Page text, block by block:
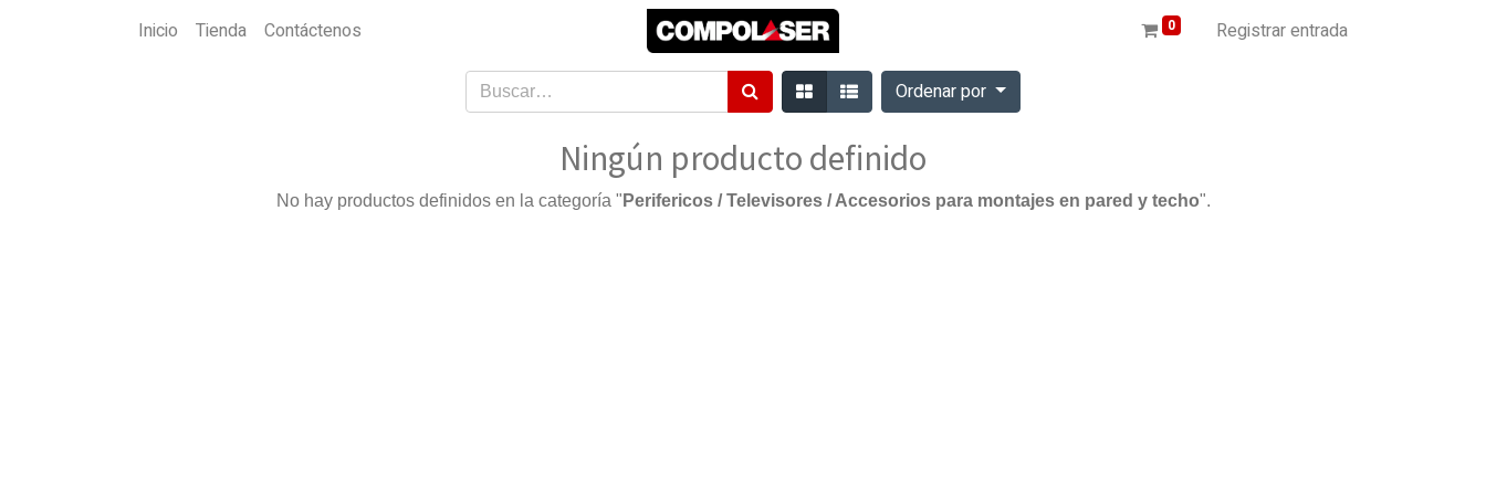
Inicio Tienda Contáctenos 0 Registrar entrada
Ordenar por
Ningún producto definido
No hay productos definidos en la categoría " Perifericos / Televisores / Accesorios para montajes en pared y techo".